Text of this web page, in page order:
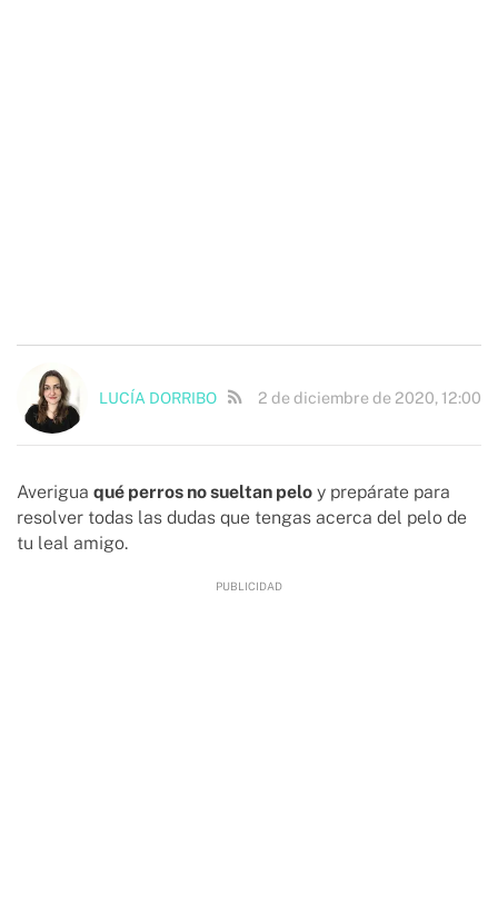
LUCÍA DORRIBO 2 de diciembre de 2020, 12:00
Averigua qué perros no sueltan pelo y prepárate para
resolver todas las dudas que tengas acerca del pelo de
tu leal amigo.